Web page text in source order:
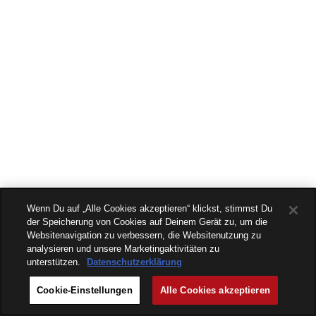
Wenn Du auf „Alle Cookies akzeptieren“ klickst, stimmst Du
der Speicherung von Cookies auf Deinem Gerät zu, um die
Websitenavigation zu verbessern, die Websitenutzung zu
analysieren und unsere Marketingaktivitäten zu
unterstützen.
Datenschutzerklärung
Cookie-Einstellungen Alle Cookies akzeptieren